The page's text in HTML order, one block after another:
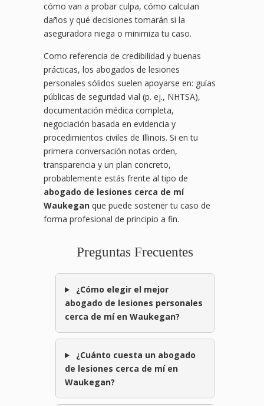
cómo van a probar culpa, cómo calculan
daños y qué decisiones tomarán si la
aseguradora niega o minimiza tu caso.
Como referencia de credibilidad y buenas
prácticas, los abogados de lesiones
personales sólidos suelen apoyarse en: guías
públicas de seguridad vial (p. ej., NHTSA),
documentación médica completa,
negociación basada en evidencia y
procedimientos civiles de Illinois. Si en tu
primera conversación notas orden,
transparencia y un plan concreto,
probablemente estás frente al tipo de
abogado de lesiones cerca de mí
Waukegan que puede sostener tu caso de
forma profesional de principio a fin.
Preguntas Frecuentes
¿Cómo elegir el mejor
abogado de lesiones personales
cerca de mí en Waukegan?
¿Cuánto cuesta un abogado
de lesiones cerca de mí en
Waukegan?